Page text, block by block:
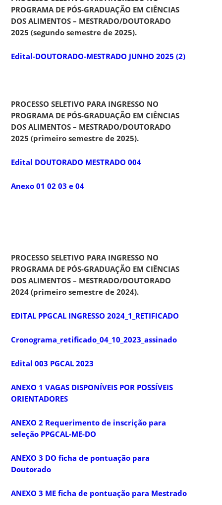
PROGRAMA DE PÓS-GRADUAÇÃO EM CIÊNCIAS
DOS ALIMENTOS – MESTRADO/DOUTORADO
2025 (segundo semestre de 2025).
Edital-DOUTORADO-MESTRADO JUNHO 2025 (2)
PROCESSO SELETIVO PARA INGRESSO NO
PROGRAMA DE PÓS-GRADUAÇÃO EM CIÊNCIAS
DOS ALIMENTOS – MESTRADO/DOUTORADO
2025 (primeiro semestre de 2025).
Edital DOUTORADO MESTRADO 004
Anexo 01 02 03 e 04
PROCESSO SELETIVO PARA INGRESSO NO
PROGRAMA DE PÓS-GRADUAÇÃO EM CIÊNCIAS
DOS ALIMENTOS – MESTRADO/DOUTORADO
2024 (primeiro semestre de 2024).
EDITAL PPGCAL INGRESSO 2024_1_RETIFICADO
Cronograma_retificado_04_10_2023_assinado
Edital 003 PGCAL 2023
ANEXO 1 VAGAS DISPONÍVEIS POR POSSÍVEIS
ORIENTADORES
ANEXO 2 Requerimento de inscrição para
seleção PPGCAL-ME-DO
ANEXO 3 DO ficha de pontuação para
Doutorado
ANEXO 3 ME ficha de pontuação para Mestrado